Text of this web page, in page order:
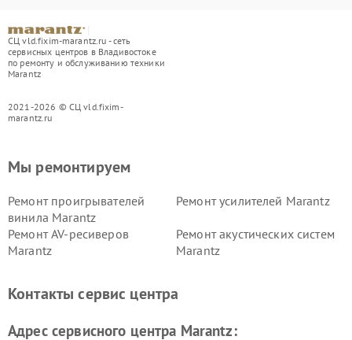
СЦ vld.fixim-marantz.ru - сеть
сервисных центров в Владивостоке
по ремонту и обслуживанию техники
Marantz
2021-2026 © СЦ vld.fixim-
marantz.ru
Мы ремонтируем
Ремонт проигрывателей
винила Marantz
Ремонт усилителей Marantz
Ремонт AV-ресиверов
Marantz
Ремонт акустических систем
Marantz
Контакты сервис центра
Адрес сервисного центра Marantz: